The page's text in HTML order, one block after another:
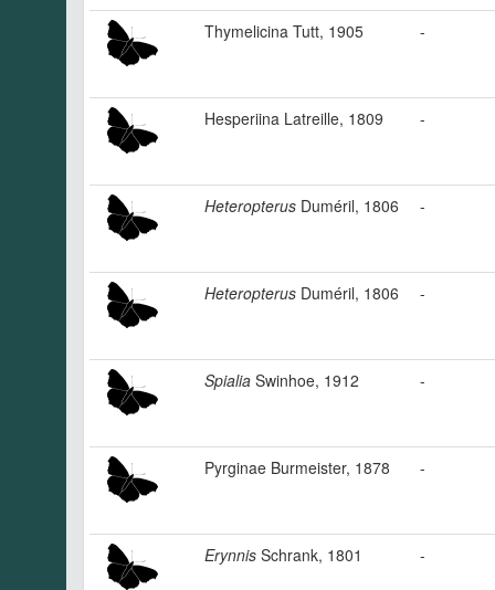
Thymelicina Tutt, 1905 -
Hesperiina Latreille, 1809 -
Heteropterus Duméril, 1806 -
Heteropterus Duméril, 1806 -
Spialia Swinhoe, 1912 -
Pyrginae Burmeister, 1878 -
Erynnis Schrank, 1801 -